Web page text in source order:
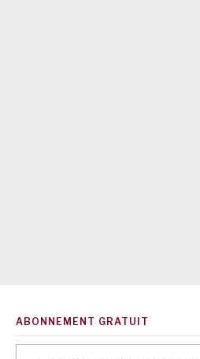
ABONNEMENT GRATUIT